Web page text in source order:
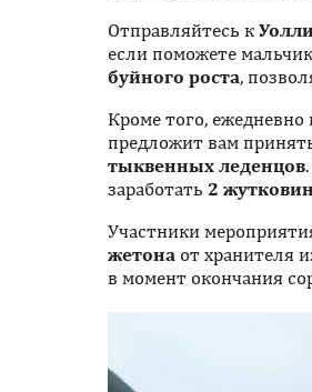
Отправляйтесь к Уолли
если поможете
буйного роста,
Кроме того, ежедневно
предложит вам
тыквенных леденцов
заработать 2
Участники
жетона от хранителя
в момент окончания